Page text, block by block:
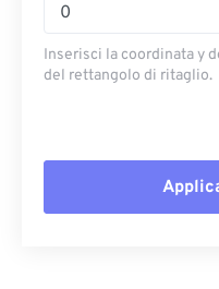
Inserisci la coordinata y
del rettangolo di ritaglio.